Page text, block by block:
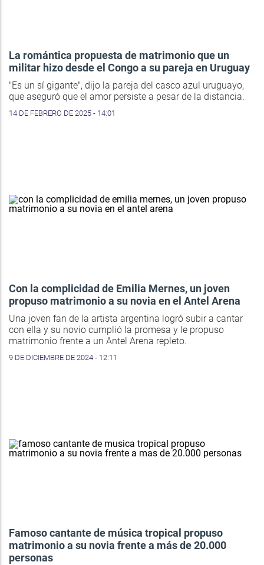
La romántica propuesta de matrimonio que un
militar hizo desde el Congo a su pareja en Uruguay
"Es un sí gigante", dijo la pareja del casco azul uruguayo,
que aseguró que el amor persiste a pesar de la distancia.
14 DE FEBRERO DE 2025 - 14:01
Con la complicidad de Emilia Mernes, un joven
propuso matrimonio a su novia en el Antel Arena
Una joven fan de la artista argentina logró subir a cantar
con ella y su novio cumplió la promesa y le propuso
matrimonio frente a un Antel Arena repleto.
9 DE DICIEMBRE DE 2024 - 12:11
Famoso cantante de música tropical propuso
matrimonio a su novia frente a más de 20.000
personas